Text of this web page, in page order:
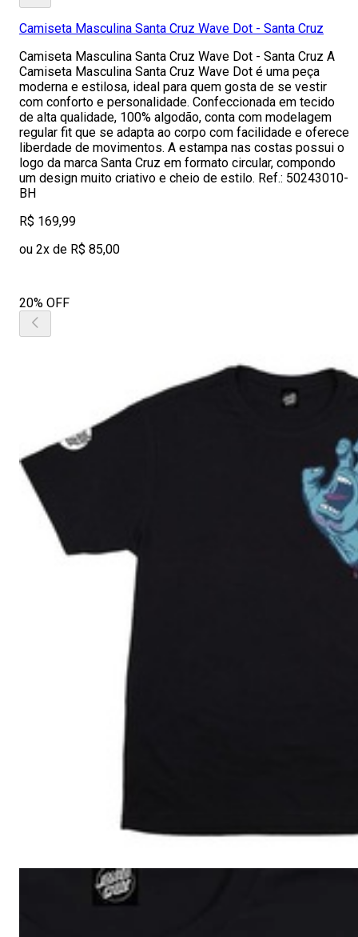
Camiseta Masculina Santa Cruz Wave Dot - Santa Cruz
Camiseta Masculina Santa Cruz Wave Dot - Santa Cruz A
Camiseta Masculina Santa Cruz Wave Dot é uma peça
moderna e estilosa, ideal para quem gosta de se vestir
com conforto e personalidade. Confeccionada em tecido
de alta qualidade, 100% algodão, conta com modelagem
regular fit que se adapta ao corpo com facilidade e oferece
liberdade de movimentos. A estampa nas costas possui o
logo da marca Santa Cruz em formato circular, compondo
um design muito criativo e cheio de estilo. Ref.: 50243010-
BH
R$ 169,99
ou 2x de R$ 85,00
20% OFF